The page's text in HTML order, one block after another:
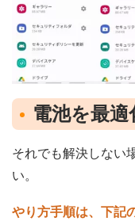
電池を最適
それでも解決しない
い。
やり方手順は、下記